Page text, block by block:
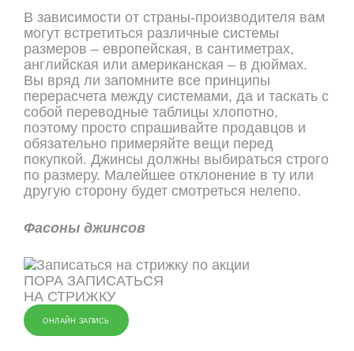
В зависимости от страны-производителя вам
могут встретиться различные системы
размеров – европейская, в сантиметрах,
английская или американская – в дюймах.
Вы вряд ли запомните все принципы
перерасчета между системами, да и таскать с
собой переводные таблицы хлопотно,
поэтому просто спрашивайте продавцов и
обязательно примеряйте вещи перед
покупкой. Джинсы должны выбираться строго
по размеру. Малейшее отклонение в ту или
другую сторону будет смотреться нелепо.
Фасоны джинсов
ПОРА ЗАПИСАТЬСЯ
НА СТРИЖКУ
ОНЛАЙН ЗАПИСЬ